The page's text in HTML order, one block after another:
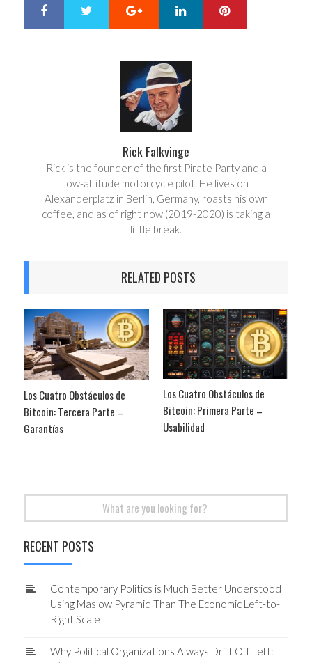
Google+ LinkedIn
Rick Falkvinge
Rick is the founder of the first Pirate Party and a
low-altitude motorcycle pilot. He lives on
Alexanderplatz in Berlin, Germany, roasts his own
coffee, and as of right now (2019-2020) is taking a
little break.
RELATED POSTS
Los Cuatro Obstáculos de
Bitcoin: Tercera Parte –
Garantías
Los Cuatro Obstáculos de
Bitcoin: Primera Parte –
Usabilidad
RECENT POSTS
Contemporary Politics is Much Better Understood
Using Maslow Pyramid Than The Economic Left-to-
Right Scale
Why Political Organizations Always Drift Off Left: